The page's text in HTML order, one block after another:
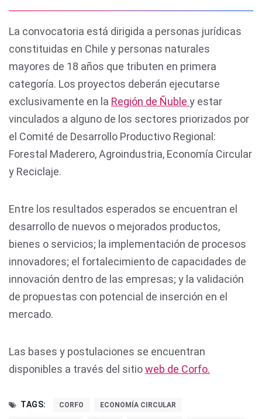
La convocatoria está dirigida a personas jurídicas
constituidas en Chile y personas naturales
mayores de 18 años que tributen en primera
categoría. Los proyectos deberán ejecutarse
exclusivamente en la Región de Ñuble y estar
vinculados a alguno de los sectores priorizados por
el Comité de Desarrollo Productivo Regional:
Forestal Maderero, Agroindustria, Economía Circular
y Reciclaje.
Entre los resultados esperados se encuentran el
desarrollo de nuevos o mejorados productos,
bienes o servicios; la implementación de procesos
innovadores; el fortalecimiento de capacidades de
innovación dentro de las empresas; y la validación
de propuestas con potencial de inserción en el
mercado.
Las bases y postulaciones se encuentran
disponibles a través del sitioweb de Corfo.
TAGS: CORFO ECONOMÍA CIRCULAR